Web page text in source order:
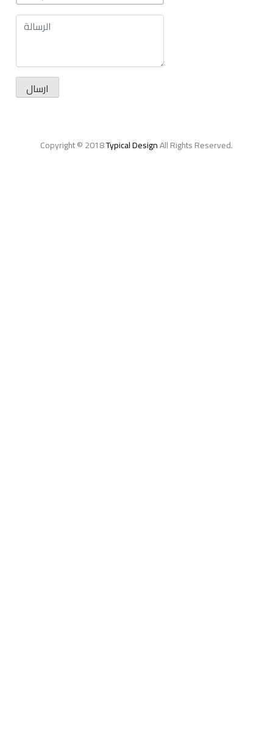
Copyright © 2018Typical DesignAll Rights Reserved.